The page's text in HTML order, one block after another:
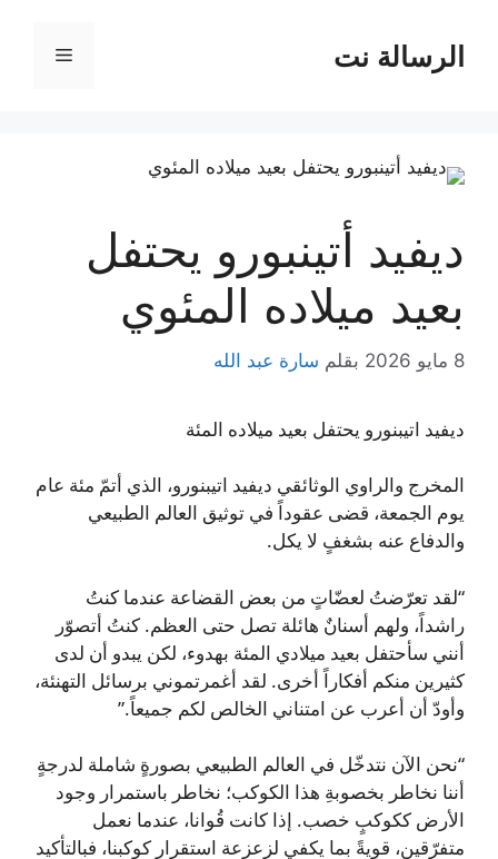
المحتوىالرسالة نت القائمة
ديفيد أتينبورو يحتفل
بعيد ميلاده المئوي
8 مايو 2026 بقلم سارة عبد الله
ديفيد اتيبنورو يحتفل بعيد ميلاده المئة
المخرج والراوي الوثائقي ديفيد اتيبنورو، الذي أتمّ مئة عام
يوم الجمعة، قضى عقوداً في توثيق العالم الطبيعي
والدفاع عنه بشغفٍ لا يكل.
“لقد تعرّضتُ لعضّاتٍ من بعض القضاعة عندما كنتُ
راشداً، ولهم أسنانٌ هائلة تصل حتى العظم. كنتُ أتصوّر
أنني سأحتفل بعيد ميلادي المئة بهدوء، لكن يبدو أن لدى
كثيرين منكم أفكاراً أخرى. لقد أغمرتموني برسائل التهنئة،
وأودّ أن أعرب عن امتناني الخالص لكم جميعاً.”
“نحن الآن نتدخّل في العالم الطبيعي بصورةٍ شاملة لدرجةٍ
أننا نخاطر بخصوبةِ هذا الكوكب؛ نخاطر باستمرار وجود
الأرض ككوكبٍ خصب. إذا كانت قُوانا، عندما نعمل
متفرّقين، قويةً بما يكفي لزعزعة استقرار كوكبنا، فبالتأكيد